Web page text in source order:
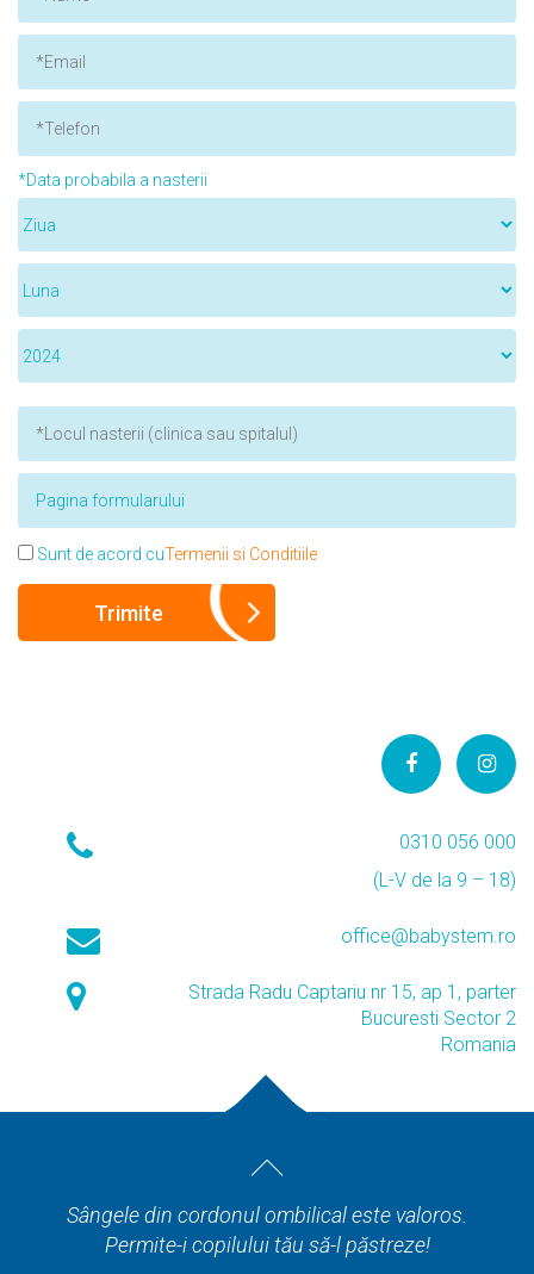
*Data probabila a nasterii
Sunt de acord cuTermenii si Conditiile
0310 056 000
(L-V de la 9 – 18)
office@babystem.ro
Strada Radu Captariu nr 15, ap 1, parter
Bucuresti Sector 2
Romania
Sângele din cordonul ombilical este valoros.
Permite-i copilului tău să-l păstreze!